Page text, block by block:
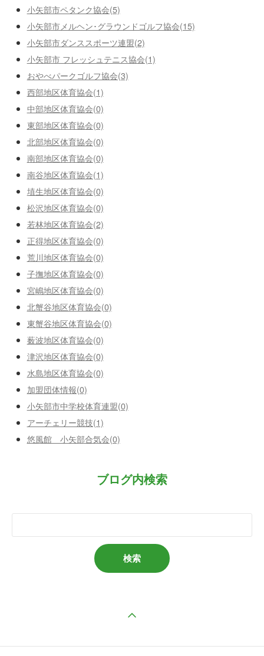
小矢部市ペタンク協会(5)
小矢部市メルヘン･グラウンドゴルフ協会(15)
小矢部市ダンススポーツ連盟(2)
小矢部市 フレッシュテニス協会(1)
おやべパークゴルフ協会(3)
西部地区体育協会(1)
中部地区体育協会(0)
東部地区体育協会(0)
北部地区体育協会(0)
南部地区体育協会(0)
南谷地区体育協会(1)
埴生地区体育協会(0)
松沢地区体育協会(0)
若林地区体育協会(2)
正得地区体育協会(0)
荒川地区体育協会(0)
子撫地区体育協会(0)
宮嶋地区体育協会(0)
北蟹谷地区体育協会(0)
東蟹谷地区体育協会(0)
薮波地区体育協会(0)
津沢地区体育協会(0)
水島地区体育協会(0)
加盟団体情報(0)
小矢部市中学校体育連盟(0)
アーチェリー競技(1)
悠風館 小矢部合気会(0)
ブログ内検索